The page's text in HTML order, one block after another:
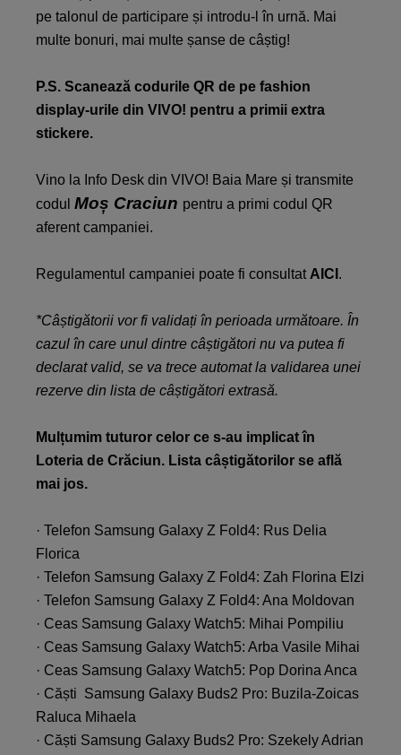
pe talonul de participare și introdu-l în urnă. Mai
multe bonuri, mai multe șanse de câștig!
P.S. Scanează codurile QR de pe fashion
display-urile din VIVO! pentru a primii extra
stickere.
Vino la Info Desk din VIVO! Baia Mare și transmite
codul Moș Craciun pentru a primi codul QR
aferent campaniei.
Regulamentul campaniei poate fi consultat AICI .
*Câștigătorii vor fi validați în perioada următoare. În
cazul în care unul dintre câștigători nu va putea fi
declarat valid, se va trece automat la validarea unei
rezerve din lista de câștigători extrasă.
Mulțumim tuturor celor ce s-au implicat în
Loteria de Crăciun. Lista câștigătorilor se află
mai jos.
· Telefon Samsung Galaxy Z Fold4: Rus Delia
Florica
· Telefon Samsung Galaxy Z Fold4: Zah Florina Elzi
· Telefon Samsung Galaxy Z Fold4: Ana Moldovan
· Ceas Samsung Galaxy Watch5: Mihai Pompiliu
· Ceas Samsung Galaxy Watch5: Arba Vasile Mihai
· Ceas Samsung Galaxy Watch5: Pop Dorina Anca
· Căști Samsung Galaxy Buds2 Pro: Buzila-Zoicas
Raluca Mihaela
· Căști Samsung Galaxy Buds2 Pro: Szekely Adrian